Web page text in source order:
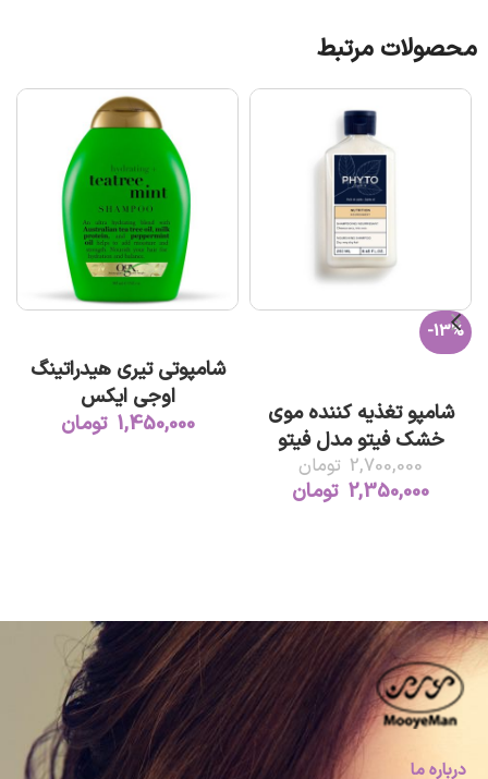
محصولات مرتبط
-13%
شامپو تغذیه کننده موی
خشک فیتو مدل فیتو
نوتریشن ۲۵۰میل
2,700,000 تومان
2,350,000 تومان
شامپوتی تیری هیدراتینگ
اوجی ایکس
1,450,000 تومان
درباره ما